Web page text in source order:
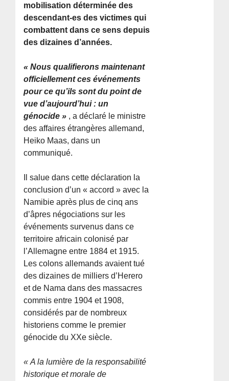
mobilisation déterminée des
descendant-es des victimes qui
combattent dans ce sens depuis
des dizaines d’années.
« Nous qualifierons maintenant
officiellement ces événements
pour ce qu’ils sont du point de
vue d’aujourd’hui : un
génocide » , a déclaré le ministre
des affaires étrangères allemand,
Heiko Maas, dans un
communiqué.
Il salue dans cette déclaration la
conclusion d’un « accord » avec la
Namibie après plus de cinq ans
d’âpres négociations sur les
événements survenus dans ce
territoire africain colonisé par
l’Allemagne entre 1884 et 1915.
Les colons allemands avaient tué
des dizaines de milliers d’Herero
et de Nama dans des massacres
commis entre 1904 et 1908,
considérés par de nombreux
historiens comme le premier
génocide du XXe siècle.
« A la lumière de la responsabilité
historique et morale de